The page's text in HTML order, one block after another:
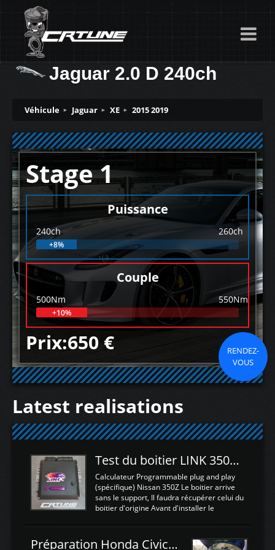
Jaguar 2.0 D 240ch
Véhicule Jaguar XE 2015 2019
Stage 1
Puissance
240ch 260ch
+8%
Couple
500Nm 550Nm
+10%
Prix:650 €
RENDEZ-
VOUS
Latest realisations
Test du boitier LINK 350Z Plugin ECU
Calculateur Programmable plug and play
(spécifique) Nissan 350Z Le boitier arrive
sans le support, Il faudra récupérer celui du
boitier d'origine Avant d'installer le
d'envoyer l'information de la large bande
Préparation Honda Civic Type R FK2